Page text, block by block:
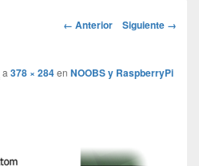
Navegador
← Anterior Siguiente →
a 378 × 284en NOOBS y RaspberryPi